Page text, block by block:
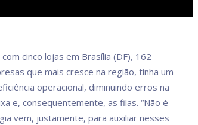
cinco lojas em Brasília (DF), 162
que mais cresce na região, tinha um
operacional, diminuindo erros na
e, consequentemente, as filas. “Não é
vem, justamente, para auxiliar nesses